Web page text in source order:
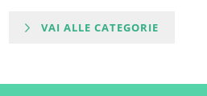
VAI ALLE CATEGORIE